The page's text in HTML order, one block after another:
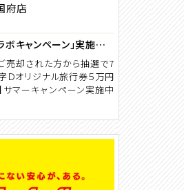
府店
「頭文字Dコラボキャンペーン」実施中！！！
却された方から抽選で7
Ｄオリジナル旅行券５万円
サマーキャンペーン実施中